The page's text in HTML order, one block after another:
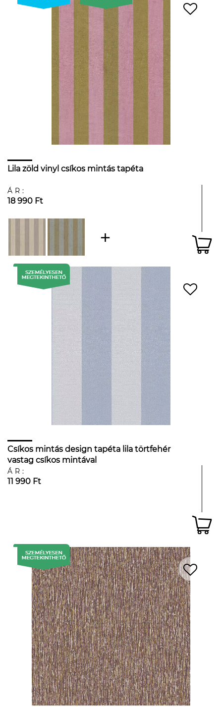
Lila zöld vinyl csíkos mintás tapéta
ÁR:
18 990 Ft
Csíkos mintás design tapéta lila törtfehér
vastag csíkos mintával
ÁR:
11 990 Ft